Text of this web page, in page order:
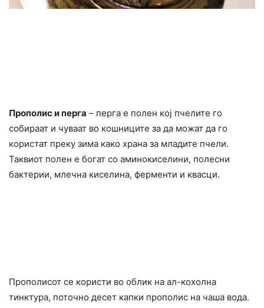
Прополис и перга – перга е полен кој пчелите го
собираат и чуваат во кошниците за да можат да го
користат преку зима како храна за младите пчели.
Таквиот полен е богат со аминокиселини, полесни
бактерии, млечна киселина, ферменти и квасци.
Прополисот се користи во облик на ал-кохолна
тинктура, поточно десет капки прополис на чаша вода.